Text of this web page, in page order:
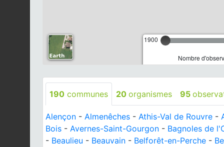
1900
Nombre
190 communes 20 organismes 95
Alençon - Almenêches - Athis-Val de Rouvre -
Bois - Avernes-Saint-Gourgon - Bagnoles de
- Beaulieu - Beauvain - Belforêt-en-Perche -